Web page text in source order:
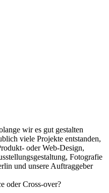
wir es gut gestalten
viele Projekte entstanden,
oder Web-Design,
Fotografie
und unsere Auftraggeber
oder Cross-over?